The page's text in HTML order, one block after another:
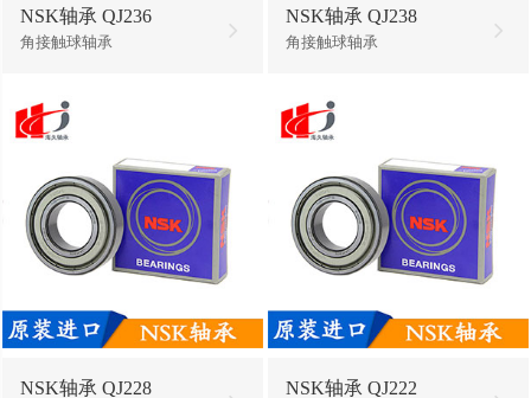
NSK轴承 QJ236
角接触球轴承
NSK轴承 QJ238
角接触球轴承
NSK轴承 QJ228 NSK轴承 QJ222